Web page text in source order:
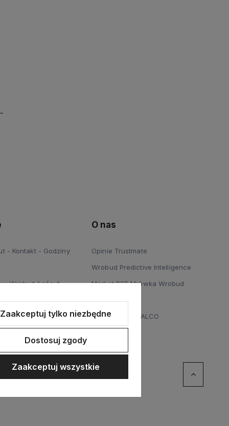
- Kontakt - Godziny
Wrobud Łańcut
Wrobud Łańcut
sprzętów budowlanych i
O nas
Opinie Trustmate
Wrobud Predictive Intelligence
Market PSB Mrówka Wrobud
Blog
Dystrybucja STALCO
Zaakceptuj tylko niezbędne
Dostosuj zgody
Zaakceptuj wszystkie